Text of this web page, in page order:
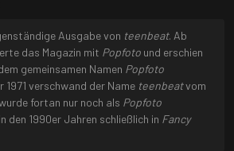
Ausgabe von teenbeat. Ab
das Magazin mit Popfoto und erschien
gemeinsamen Namen Popfoto
1971 verschwand der Name teenbeatvom
fortan nur noch als Popfoto
den 1990er Jahren schließlich in Fancy